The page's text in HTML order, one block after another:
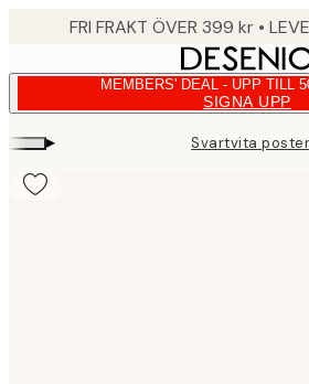
FRI FRAKT ÖVER 399 kr •
MEMBERS' DEAL - UPP TILL
SIGNA UPP
▸ Svartvita